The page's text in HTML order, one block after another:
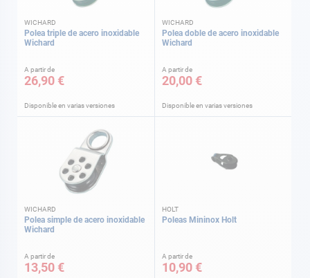
WICHARD
Polea triple de acero inoxidable
Wichard
A partir de
26,90 €
Disponible en varias versiones
WICHARD
Polea doble de acero inoxidable
Wichard
A partir de
20,00 €
Disponible en varias versiones
WICHARD
Polea simple de acero inoxidable
Wichard
A partir de
13,50 €
HOLT
Poleas Mininox Holt
A partir de
10,90 €